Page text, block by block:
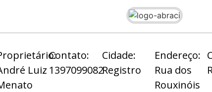
Luiz
Contato:
1397099082
Cidade:
Registro
Endereço:
Rua dos
Rouxinóis